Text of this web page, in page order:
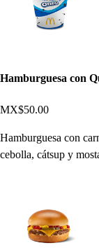
Hamburguesa con
MX$50.00
Hamburguesa con
cebolla, cátsup y